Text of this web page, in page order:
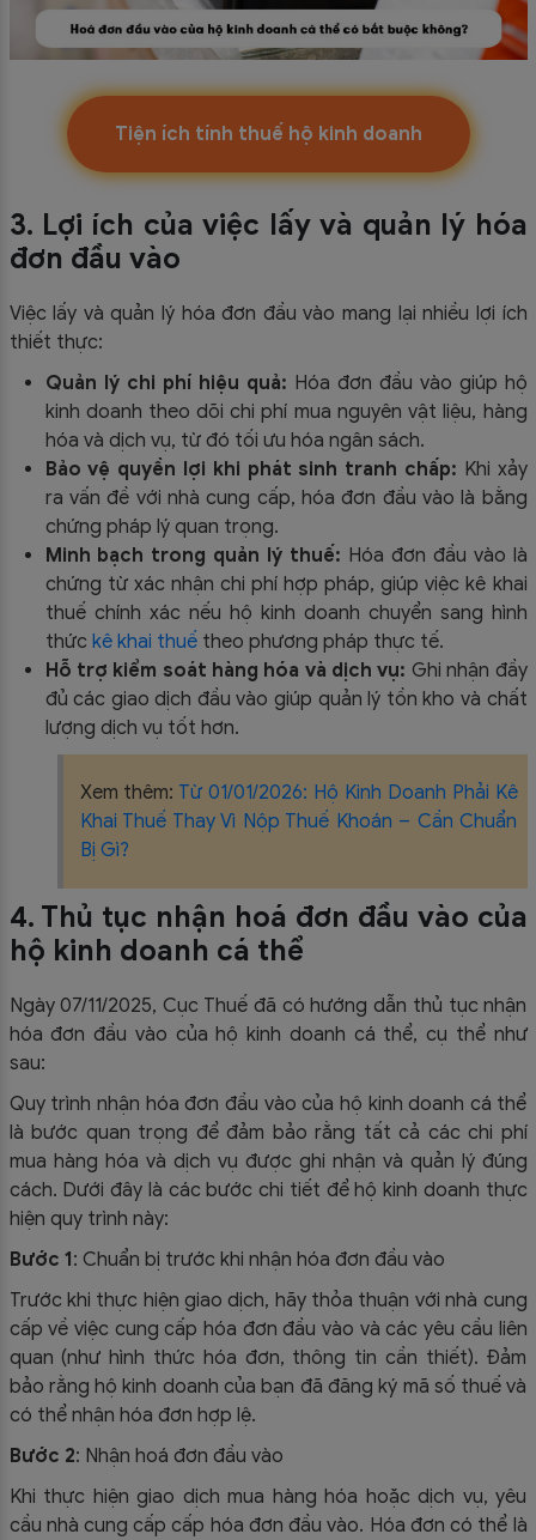
Tiện ích tính thuế hộ kinh doanh
3. Lợi ích của việc lấy và quản lý hóa
đơn đầu vào
Việc lấy và quản lý hóa đơn đầu vào mang lại nhiều lợi ích
thiết thực:
Quản lý chi phí hiệu quả: Hóa đơn đầu vào giúp hộ
kinh doanh theo dõi chi phí mua nguyên vật liệu, hàng
hóa và dịch vụ, từ đó tối ưu hóa ngân sách.
Bảo vệ quyền lợi khi phát sinh tranh chấp: Khi xảy
ra vấn đề với nhà cung cấp, hóa đơn đầu vào là bằng
chứng pháp lý quan trọng.
Minh bạch trong quản lý thuế: Hóa đơn đầu vào là
chứng từ xác nhận chi phí hợp pháp, giúp việc kê khai
thuế chính xác nếu hộ kinh doanh chuyển sang hình
thức kê khai thuếtheo phương pháp thực tế.
Hỗ trợ kiểm soát hàng hóa và dịch vụ: Ghi nhận đầy
đủ các giao dịch đầu vào giúp quản lý tồn kho và chất
lượng dịch vụ tốt hơn.
Xem thêm: Từ 01/01/2026: Hộ Kinh Doanh Phải Kê
Khai Thuế Thay Vì Nộp Thuế Khoán – Cần Chuẩn
Bị Gì?
4. Thủ tục nhận hoá đơn đầu vào của
hộ kinh doanh cá thể
Ngày 07/11/2025, Cục Thuế đã có hướng dẫn thủ tục nhận
hóa đơn đầu vào của hộ kinh doanh cá thể, cụ thể như
sau:
Quy trình nhận hóa đơn đầu vào của hộ kinh doanh cá thể
là bước quan trọng để đảm bảo rằng tất cả các chi phí
mua hàng hóa và dịch vụ được ghi nhận và quản lý đúng
cách. Dưới đây là các bước chi tiết để hộ kinh doanh thực
hiện quy trình này:
Bước 1: Chuẩn bị trước khi nhận hóa đơn đầu vào
Trước khi thực hiện giao dịch, hãy thỏa thuận với nhà cung
cấp về việc cung cấp hóa đơn đầu vào và các yêu cầu liên
quan (như hình thức hóa đơn, thông tin cần thiết). Đảm
bảo rằng hộ kinh doanh của bạn đã đăng ký mã số thuế và
có thể nhận hóa đơn hợp lệ.
Bước 2: Nhận hoá đơn đầu vào
Khi thực hiện giao dịch mua hàng hóa hoặc dịch vụ, yêu
cầu nhà cung cấp cấp hóa đơn đầu vào. Hóa đơn có thể là